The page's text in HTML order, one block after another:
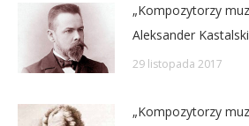
„Kompozytorzy
Aleksander Kastalski
29 listopada 2017
„Kompozytorzy